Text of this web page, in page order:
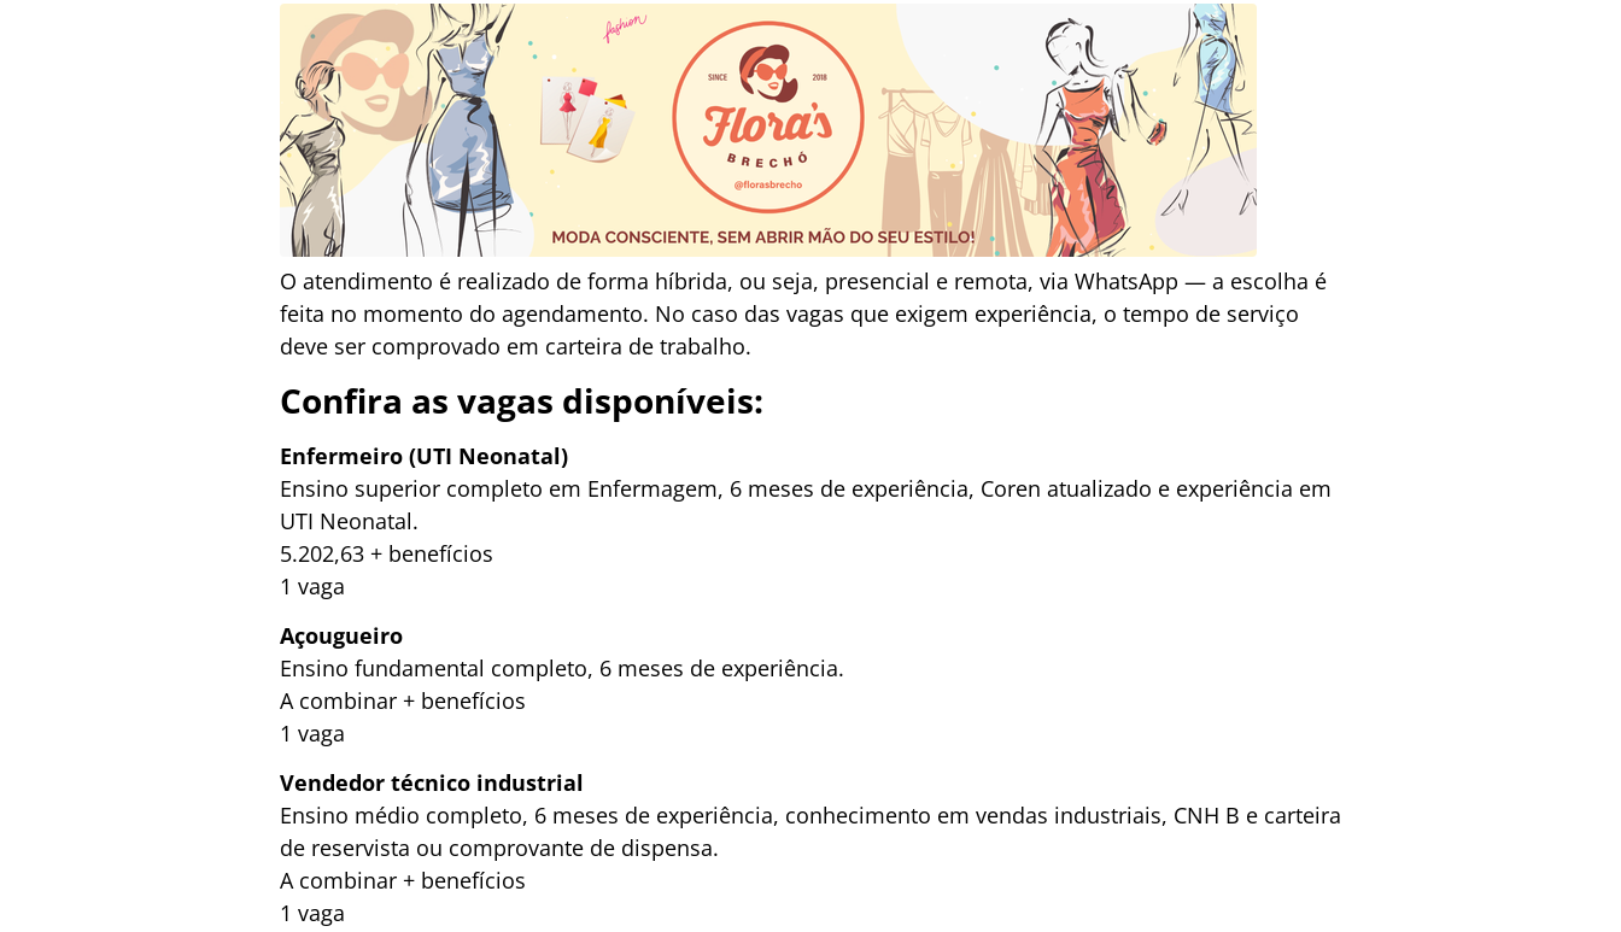
O atendimento é realizado de forma híbrida, ou seja, presencial e remota, via WhatsApp — a escolha é
feita no momento do agendamento. No caso das vagas que exigem experiência, o tempo de serviço
deve ser comprovado em carteira de trabalho.
Confira as vagas disponíveis:
Enfermeiro (UTI Neonatal)
Ensino superior completo em Enfermagem, 6 meses de experiência, Coren atualizado e experiência em
UTI Neonatal.
5.202,63 + benefícios
1 vaga
Açougueiro
Ensino fundamental completo, 6 meses de experiência.
A combinar + benefícios
1 vaga
Vendedor técnico industrial
Ensino médio completo, 6 meses de experiência, conhecimento em vendas industriais, CNH B e carteira
de reservista ou comprovante de dispensa.
A combinar + benefícios
1 vaga